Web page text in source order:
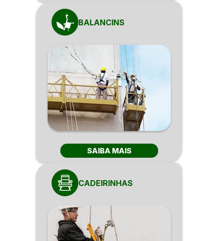
BALANCINS
SAIBA MAIS
CADEIRINHAS